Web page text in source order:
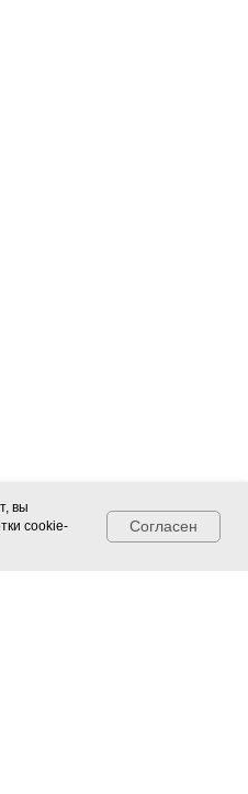
Позвонить
вы
cookie-
Согласен